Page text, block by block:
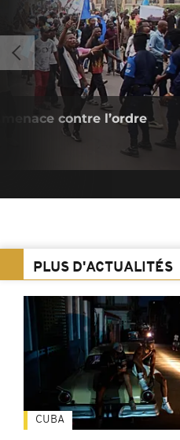
contre l’ordre
PLUS D'ACTUALITÉS
CUBA